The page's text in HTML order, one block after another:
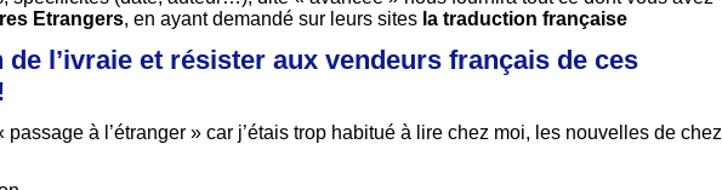
Etrangers, en ayant demandé sur leurs sites la traduction française
l’ivraie et résister aux vendeurs français de ces
passage à l’étranger » car j’étais trop habitué à lire chez moi, les nouvelles de chez